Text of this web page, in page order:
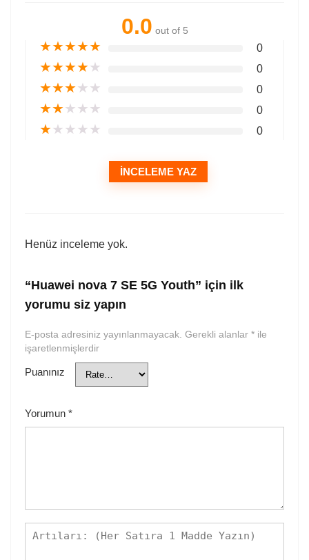
0.0 out of 5
★★★★★ 0
★★★★★ 0
★★★★★ 0
★★★★★ 0
★★★★★ 0
İNCELEME YAZ
Henüz inceleme yok.
“Huawei nova 7 SE 5G Youth” için ilk
yorumu siz yapın
E-posta adresiniz yayınlanmayacak. Gerekli alanlar * ile
işaretlenmişlerdir
Puanınız
Yorumun *